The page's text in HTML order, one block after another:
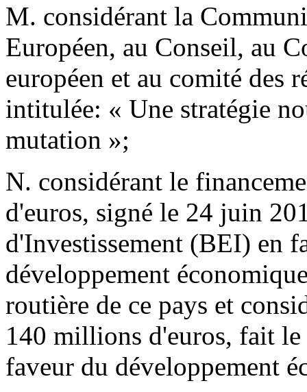
M. considérant la
Européen, au Conseil, au
européen et au comité des
intitulée: « Une stratégie
mutation »;
N. considérant le
d'euros, signé le 24 juin
d'Investissement (BEI) en
développement
routière de ce pays et
140 millions d'euros, fait
faveur du développement